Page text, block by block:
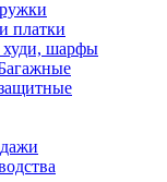
платки
шарфы